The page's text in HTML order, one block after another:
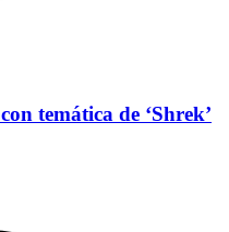
temática de ‘Shrek’